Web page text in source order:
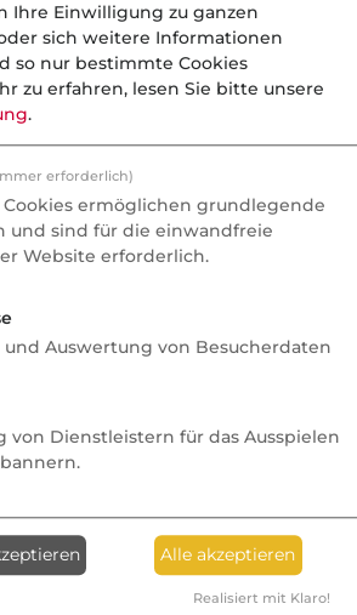
10.08.2026
Hebel
Was
aus dem
lernen können
10.08.2026
schweigen,
andere
Ihre Einwilligung zu ganzen
sich weitere Informationen
so nur bestimmte Cookies
zu erfahren, lesen Sie bitte unsere
.
erforderlich)
Cookies ermöglichen grundlegende
und sind für die einwandfreie
Website erforderlich.
Auswertung von Besucherdaten
von Dienstleistern für das Ausspielen
Alle akzeptieren
Realisiert mit Klaro!